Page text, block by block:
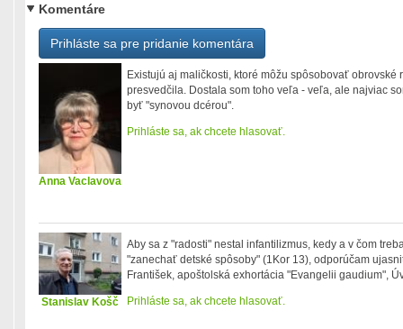
Komentáre
Prihláste sa pre pridanie komentára
Anna Vaclavova
Existujú aj maličkosti, ktoré môžu spôsobovať obrovské
presvedčila. Dostala som toho veľa - veľa, ale najviac
byť "synovou dcérou".
Prihláste sa, ak chcete hlasovať.
Stanislav Košč
Aby sa z "radosti" nestal infantilizmus, kedy a v čom
"zanechať detské spôsoby" (1Kor 13), odporúčam
František, apoštolská exhortácia "Evangelii gaudium",
Prihláste sa, ak chcete hlasovať.